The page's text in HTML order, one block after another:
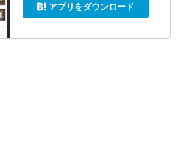
アプリをダウンロード